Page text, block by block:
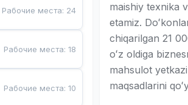
Рабочие места: 24
Рабочие места:18
Рабочие места:10
maishiy texnika
etamiz.
chiqarilgan 21
oʻz oldiga
mahsulot
maqsadlarini